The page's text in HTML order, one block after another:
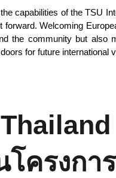
capabilities of the TSU
Welcoming
the community but also
for future international
ครงก